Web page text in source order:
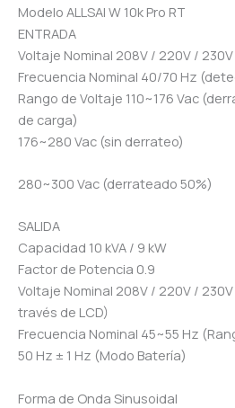
Modelo ALLSAI W 10k Pro RT
ENTRADA
Voltaje Nominal 208V / 220V /
Frecuencia Nominal 40/70 Hz
Rango de Voltaje 110~176 Vac
de carga)
176~280 Vac (sin derrateo)
280~300 Vac (derrateado 50%)
SALIDA
Capacidad 10 kVA / 9 kW
Factor de Potencia 0.9
Voltaje Nominal 208V / 220V /
través de LCD)
Frecuencia Nominal 45~55 Hz
50 Hz ± 1 Hz (Modo Batería)
Forma de Onda Sinusoidal